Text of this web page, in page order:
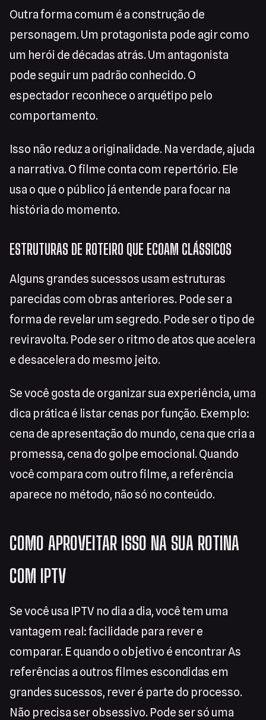
Outra forma comum é a construção de
personagem. Um protagonista pode agir como
um herói de décadas atrás. Um antagonista
pode seguir um padrão conhecido. O
espectador reconhece o arquétipo pelo
comportamento.
Isso não reduz a originalidade. Na verdade, ajuda
a narrativa. O filme conta com repertório. Ele
usa o que o público já entende para focar na
história do momento.
ESTRUTURAS DE ROTEIRO QUE ECOAM CLÁSSICOS
Alguns grandes sucessos usam estruturas
parecidas com obras anteriores. Pode ser a
forma de revelar um segredo. Pode ser o tipo de
reviravolta. Pode ser o ritmo de atos que acelera
e desacelera do mesmo jeito.
Se você gosta de organizar sua experiência, uma
dica prática é listar cenas por função. Exemplo:
cena de apresentação do mundo, cena que cria a
promessa, cena do golpe emocional. Quando
você compara com outro filme, a referência
aparece no método, não só no conteúdo.
COMO APROVEITAR ISSO NA SUA ROTINA
COM IPTV
Se você usa IPTV no dia a dia, você tem uma
vantagem real: facilidade para rever e
comparar. E quando o objetivo é encontrar As
referências a outros filmes escondidas em
grandes sucessos, rever é parte do processo.
Não precisa ser obsessivo. Pode ser só uma